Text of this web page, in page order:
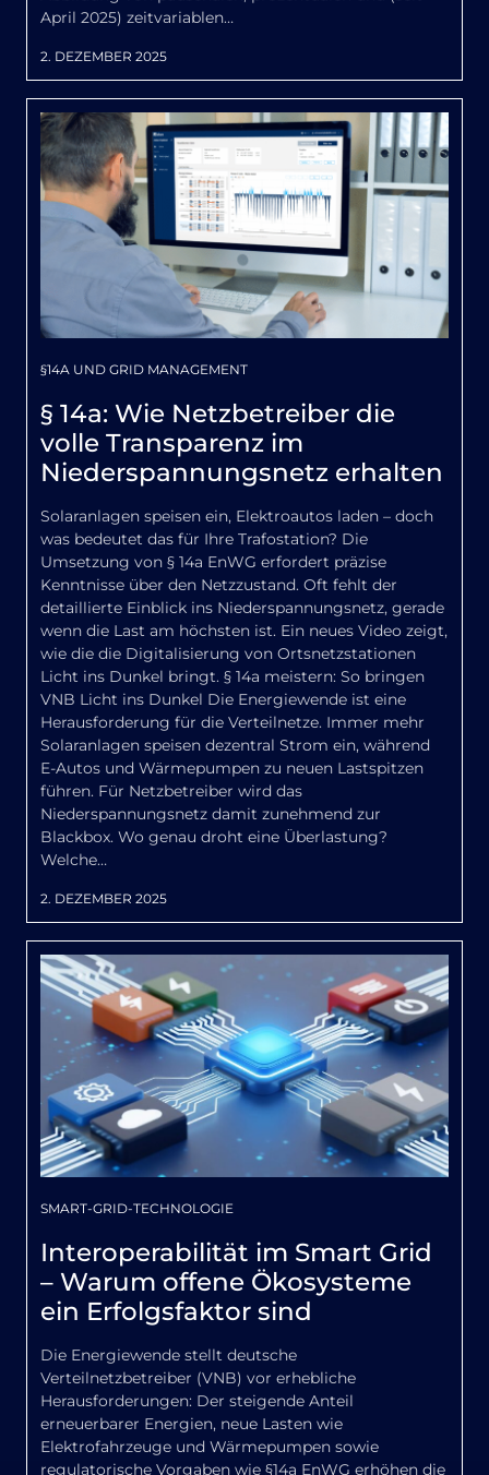
April 2025) zeitvariablen…
2. DEZEMBER 2025
§14A UND GRID MANAGEMENT
§ 14a: Wie Netzbetreiber die
volle Transparenz im
Niederspannungsnetz erhalten
Solaranlagen speisen ein, Elektroautos laden – doch
was bedeutet das für Ihre Trafostation? Die
Umsetzung von § 14a EnWG erfordert präzise
Kenntnisse über den Netzzustand. Oft fehlt der
detaillierte Einblick ins Niederspannungsnetz, gerade
wenn die Last am höchsten ist. Ein neues Video zeigt,
wie die die Digitalisierung von Ortsnetzstationen
Licht ins Dunkel bringt. § 14a meistern: So bringen
VNB Licht ins Dunkel Die Energiewende ist eine
Herausforderung für die Verteilnetze. Immer mehr
Solaranlagen speisen dezentral Strom ein, während
E-Autos und Wärmepumpen zu neuen Lastspitzen
führen. Für Netzbetreiber wird das
Niederspannungsnetz damit zunehmend zur
Blackbox. Wo genau droht eine Überlastung?
Welche…
2. DEZEMBER 2025
SMART-GRID-TECHNOLOGIE
Interoperabilität im Smart Grid
– Warum offene Ökosysteme
ein Erfolgsfaktor sind
Die Energiewende stellt deutsche
Verteilnetzbetreiber (VNB) vor erhebliche
Herausforderungen: Der steigende Anteil
erneuerbarer Energien, neue Lasten wie
Elektrofahrzeuge und Wärmepumpen sowie
regulatorische Vorgaben wie §14a EnWG erhöhen die